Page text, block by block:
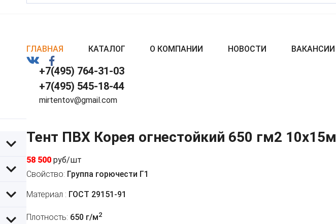
ГЛАВНАЯ КАТАЛОГ О КОМПАНИИ НОВОСТИ ВАКАНСИИ
+7(495) 764-31-03
+7(495) 545-18-44
mirtentov@gmail.com
Тент ПВХ Корея огнестойкий 650 гм2 10х15м
58 500 руб/шт
Свойство: Группа горючести Г1
Материал : ГОСТ 29151-91
Плотность: 650 г/м2